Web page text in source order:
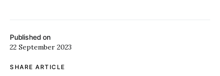
Published on
22 September 2023
SHARE ARTICLE